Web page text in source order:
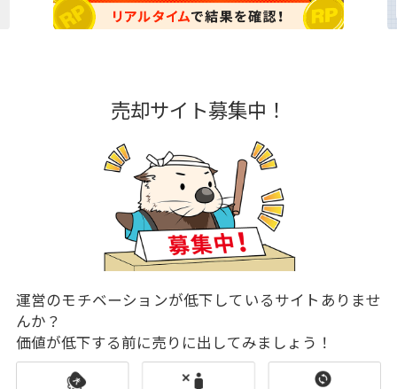
売却サイト募集中！
運営のモチベーションが低下しているサイトありませ
んか？
価値が低下する前に売りに出してみましょう！